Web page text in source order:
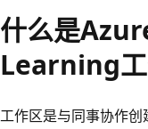
什么是
Learning工
工作区是与同事协作创